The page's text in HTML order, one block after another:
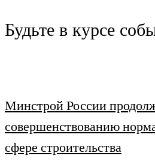
Будьте в курсе
Минстрой России
совершенствованию
сфере строительства